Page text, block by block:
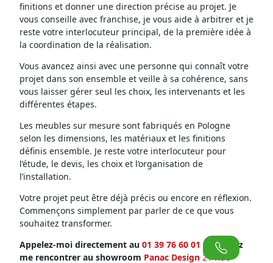
finitions et donner une direction précise au projet. Je
vous conseille avec franchise, je vous aide à arbitrer et je
reste votre interlocuteur principal, de la première idée à
la coordination de la réalisation.
Vous avancez ainsi avec une personne qui connaît votre
projet dans son ensemble et veille à sa cohérence, sans
vous laisser gérer seul les choix, les intervenants et les
différentes étapes.
Les meubles sur mesure sont fabriqués en Pologne
selon les dimensions, les matériaux et les finitions
définis ensemble. Je reste votre interlocuteur pour
l’étude, le devis, les choix et l’organisation de
l’installation.
Votre projet peut être déjà précis ou encore en réflexion.
Commençons simplement par parler de ce que vous
souhaitez transformer.
Appelez-moi directement au 01 39 76 60 01 ou venez
me rencontrer au showroom Panac Design 21 Rue